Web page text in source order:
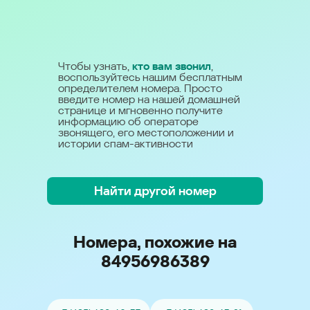
Чтобы узнать, кто вам звонил,
воспользуйтесь нашим бесплатным
определителем номера. Просто
введите номер на нашей домашней
странице и мгновенно получите
информацию об операторе
звонящего, его местоположении и
истории спам-активности
Найти другой номер
Номера, похожие на
84956986389